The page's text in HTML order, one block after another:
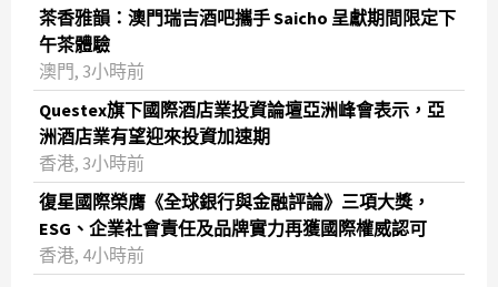
茶香雅韻：澳門瑞吉酒吧攜手 Saicho 呈獻期間限定下
午茶體驗
澳門, 3小時前
Questex旗下國際酒店業投資論壇亞洲峰會表示，亞
洲酒店業有望迎來投資加速期
香港, 3小時前
復星國際榮膺《全球銀行與金融評論》三項大獎，
ESG、企業社會責任及品牌實力再獲國際權威認可
香港, 4小時前